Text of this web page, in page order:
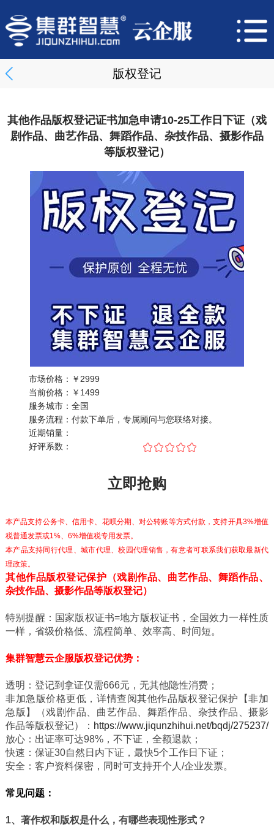
版权登记
其他作品版权登记证书加急申请10-25工作日下证（戏
剧作品、曲艺作品、舞蹈作品、杂技作品、摄影作品
等版权登记）
市场价格： ￥2999
当前价格： ￥ 1499
服务城市： 全国
服务流程： 付款下单后，专属顾问与您联络对接。
近期销量：
好评系数：
立即抢购
本产品支持公务卡、信用卡、花呗分期、对公转账等方式付款，支持开具3%增值
税普通发票或1%、6%增值税专用发票。
本产品支持同行代理、城市代理、校园代理销售，有意者可联系我们获取最新代
理政策。
其他作品版权登记保护（戏剧作品、曲艺作品、舞蹈作品、
杂技作品、摄影作品等版权登记）
特别提醒：国家版权证书=地方版权证书，全国效力一样性质
一样，省级价格低、流程简单、效率高、时间短。
集群智慧云企服版权登记优势：
透明：登记到拿证仅需666元，无其他隐性消费；
非加急版价格更低，详情查阅其他作品版权登记保护【非加
急版】（戏剧作品、曲艺作品、舞蹈作品、杂技作品、摄影
作品等版权登记）
： https://www.jiqunzhihui.net/bqdj/275237/
放心：出证率可达98%，不下证，全额退款；
快速：保证30自然日内下证，最快5个工作日下证；
安全：客户资料保密，同时可支持开个人/企业发票。
常见问题：
1、著作权和版权是什么，有哪些表现性形式？